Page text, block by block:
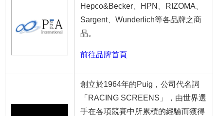
Hepco&Becker、HPN、RIZOMA、
Sargent、Wunderlich等各品牌之商
品。
前往品牌首頁
創立於1964年的Puig，公司代名詞
「RACING SCREENS」，由世界選
手在各項競賽中所累積的經驗而獲得